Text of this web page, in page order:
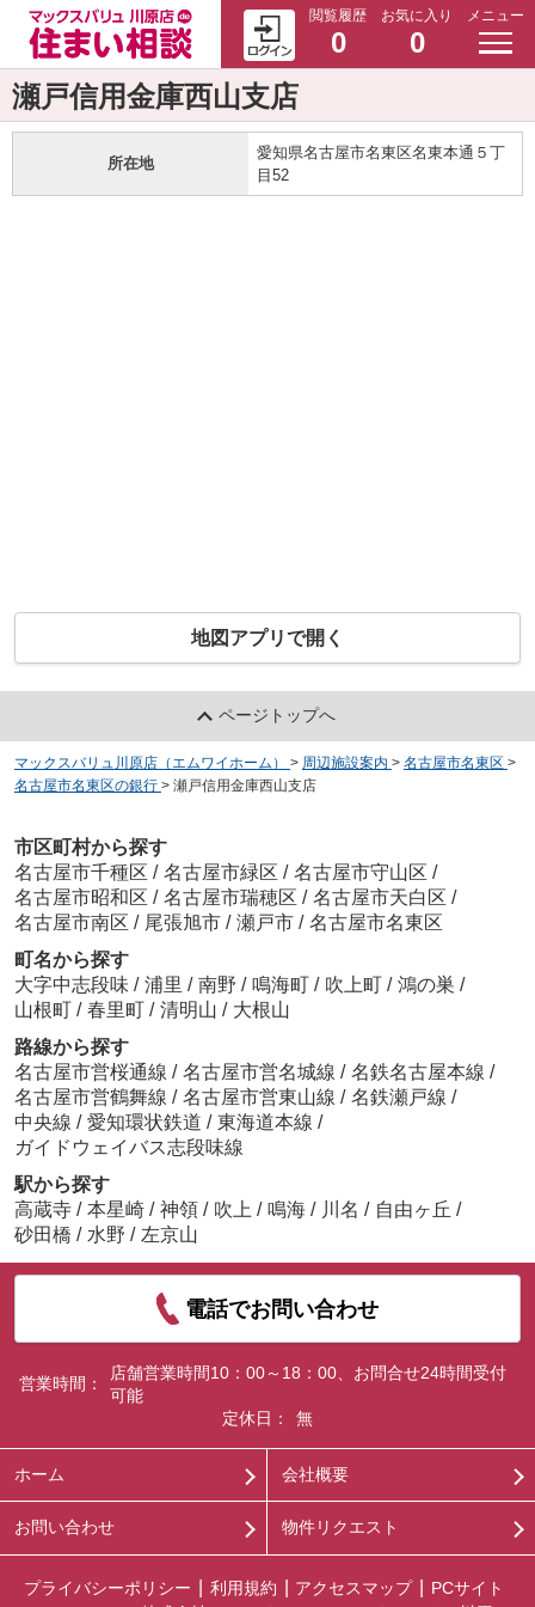
閲覧履歴
0
お気に入り
0
メニュー
瀬戸信用金庫西山支店
所在地
愛知県名古屋市名東区名東本通５丁
目52
地図アプリで開く
ページトップへ
マックスバリュ川原店（エムワイホーム） > 周辺施設案内 > 名古屋市名東区 >
名古屋市名東区の銀行 > 瀬戸信用金庫西山支店
市区町村から探す
名古屋市千種区 / 名古屋市緑区 / 名古屋市守山区 /
名古屋市昭和区 / 名古屋市瑞穂区 / 名古屋市天白区 /
名古屋市南区 / 尾張旭市 / 瀬戸市 / 名古屋市名東区
町名から探す
大字中志段味 / 浦里 / 南野 / 鳴海町 / 吹上町 / 鴻の巣 /
山根町 / 春里町 / 清明山 / 大根山
路線から探す
名古屋市営桜通線 / 名古屋市営名城線 / 名鉄名古屋本線 /
名古屋市営鶴舞線 / 名古屋市営東山線 / 名鉄瀬戸線 /
中央線 / 愛知環状鉄道 / 東海道本線 /
ガイドウェイバス志段味線
駅から探す
高蔵寺 / 本星崎 / 神領 / 吹上 / 鳴海 / 川名 / 自由ヶ丘 /
砂田橋 / 水野 / 左京山
電話でお問い合わせ
営業時間：
店舗営業時間10：00～18：00、お問合せ24時間受付
可能
定休日：
無
ホーム 会社概要
お問い合わせ 物件リクエスト
プライバシーポリシー 利用規約 アクセスマップ
PCサイト